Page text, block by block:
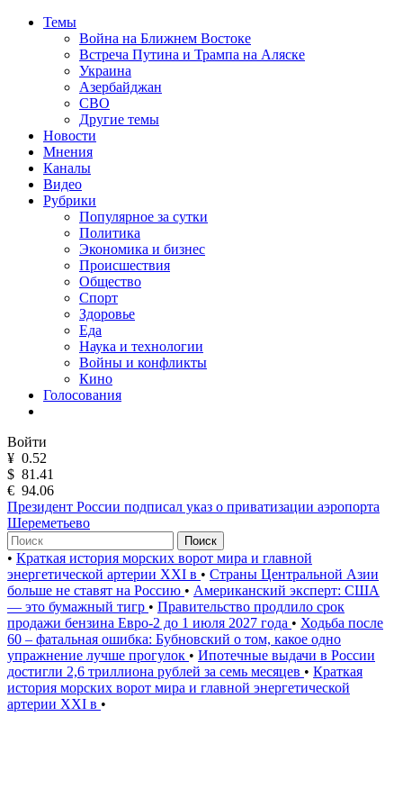
Темы
Война на Ближнем Востоке
Встреча Путина и Трампа на Аляске
Украина
Азербайджан
СВО
Другие темы
Новости
Мнения
Каналы
Видео
Рубрики
Популярное за сутки
Политика
Экономика и бизнес
Происшествия
Общество
Спорт
Здоровье
Еда
Наука и технологии
Войны и конфликты
Кино
Голосования
Войти
¥ 0.52
$ 81.41
€ 94.06
Президент России подписал указ о приватизации аэропорта
Шереметьево
Поиск
• Краткая история морских ворот мира и главной
энергетической артерии XXI в • Страны Центральной Азии
больше не ставят на Россию • Американский эксперт: США
— это бумажный тигр • Правительство продлило срок
продажи бензина Евро-2 до 1 июля 2027 года • Ходьба после
60 – фатальная ошибка: Бубновский о том, какое одно
упражнение лучше прогулок • Ипотечные выдачи в России
достигли 2,6 триллиона рублей за семь месяцев • Краткая
история морских ворот мира и главной энергетической
артерии XXI в •